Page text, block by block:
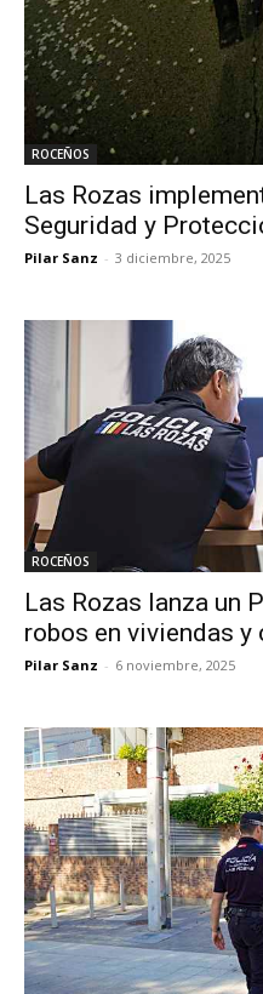
ROCEÑOS
Las Rozas
Seguridad y
Pilar Sanz - 3 diciembre, 2025
ROCEÑOS
Las Rozas lanza un
robos en viviendas y
Pilar Sanz - 6 noviembre, 2025